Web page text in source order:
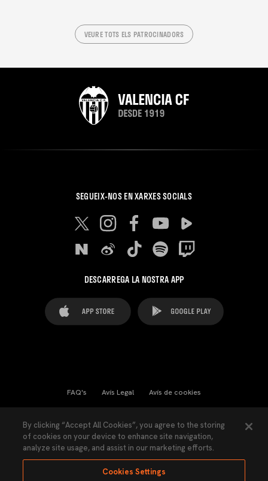
VEURE TOTS ELS PATROCINADORS
SEGUEIX-NOS EN XARXES SOCIALS
DESCARREGA LA NOSTRA APP
FAQ's Avís Legal Avís de cookies
Llei de Transparència Política de Privacitat
Accessibilitat
By clicking “Accept All Cookies”, you agree to the storing
of cookies on your device to enhance site navigation,
analyze site usage, and assist in our marketing efforts.
Cookies Settings